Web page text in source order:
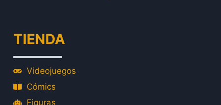
TIENDA
Videojuegos
Cómics
Figuras